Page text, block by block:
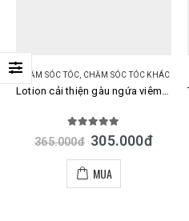
CHĂM SÓC TÓC CHĂM SÓC TÓC KHÁC
Lotion cải thiện gàu ngứa viêm nấm da đầu Yanagiya hair tonic Nhật
out of 5
365.000đ 305.000đ
MUA